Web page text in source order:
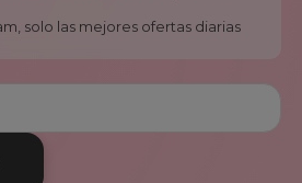
solo las mejores ofertas diarias